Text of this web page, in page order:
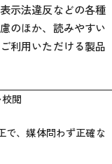
示法違反などの各種
のほか、読みやすい
利用いただける製品
閲
で、媒体問わず正確な